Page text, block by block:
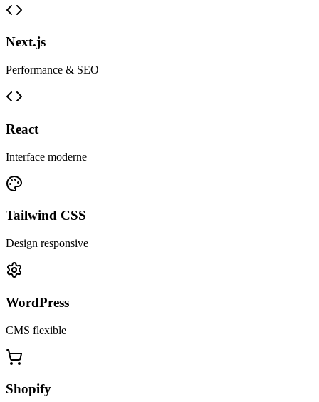
Next.js
Performance & SEO
React
Interface moderne
Tailwind CSS
Design responsive
WordPress
CMS flexible
Shopify